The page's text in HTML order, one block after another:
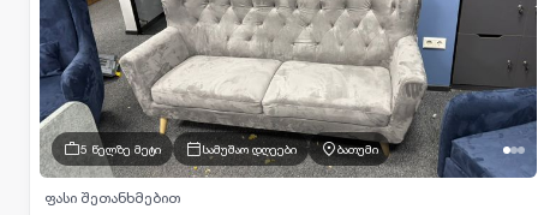
5 წელზე მეტი სამუშაო დღეები ბათუმი
ფასი შეთანხმებით